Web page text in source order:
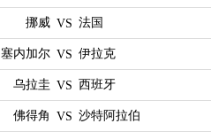
挪威 VS 法国
塞内加尔 VS 伊拉克
乌拉圭 VS 西班牙
佛得角 VS 沙特阿拉伯